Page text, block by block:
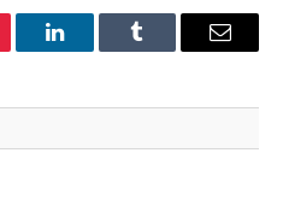
LinkedInTumblr
E-